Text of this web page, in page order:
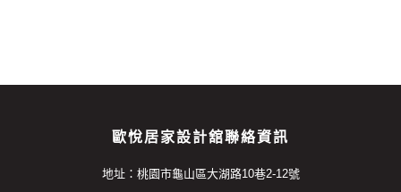
歐悅居家設計舘聯絡資訊
地址：桃園市龜山區大湖路10巷2-12號